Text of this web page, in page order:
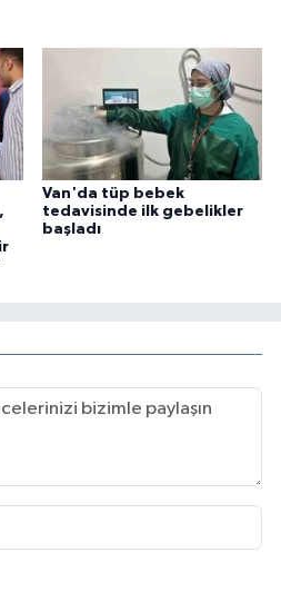
Van'da tüp bebek
tedavisinde ilk gebelikler
başladı